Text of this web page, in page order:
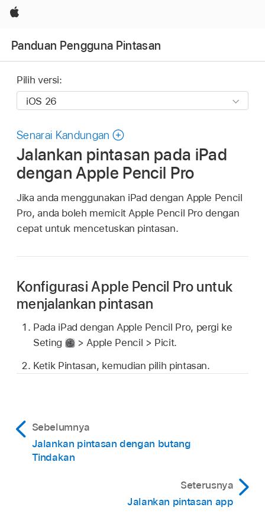
Apple
Panduan Pengguna Pintasan
Pilih versi:
Senarai Kandungan
Jalankan pintasan pada iPad
dengan Apple Pencil Pro
Jika anda menggunakan iPad dengan Apple Pencil
Pro, anda boleh memicit Apple Pencil Pro dengan
cepat untuk mencetuskan pintasan.
Konfigurasi Apple Pencil Pro untuk
menjalankan pintasan
Pada iPad dengan Apple Pencil Pro, pergi ke
Seting
> Apple Pencil > Picit.
Ketik Pintasan, kemudian pilih pintasan.
Sebelumnya
Jalankan pintasan dengan butang
Tindakan
Seterusnya
Jalankan pintasan app